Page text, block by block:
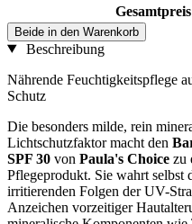
Beide in den Warenkorb
Beschreibung
Nährende Feuchtigkeitspflege
Schutz
Die besonders milde, rein
Lichtschutzfaktor macht den
SPF 30 von Paula's Choice zu
Pflegeprodukt. Sie wahrt selbst
irritierenden Folgen der UV-
Anzeichen vorzeitiger